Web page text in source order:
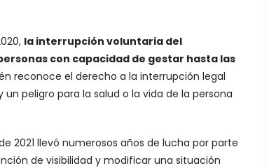
la interrupción voluntaria del
con capacidad de gestar hasta las
reconoce el derecho a la interrupción legal
peligro para la salud o la vida de la persona
2021 llevó numerosos años de lucha por parte
de visibilidad y modificar una situación